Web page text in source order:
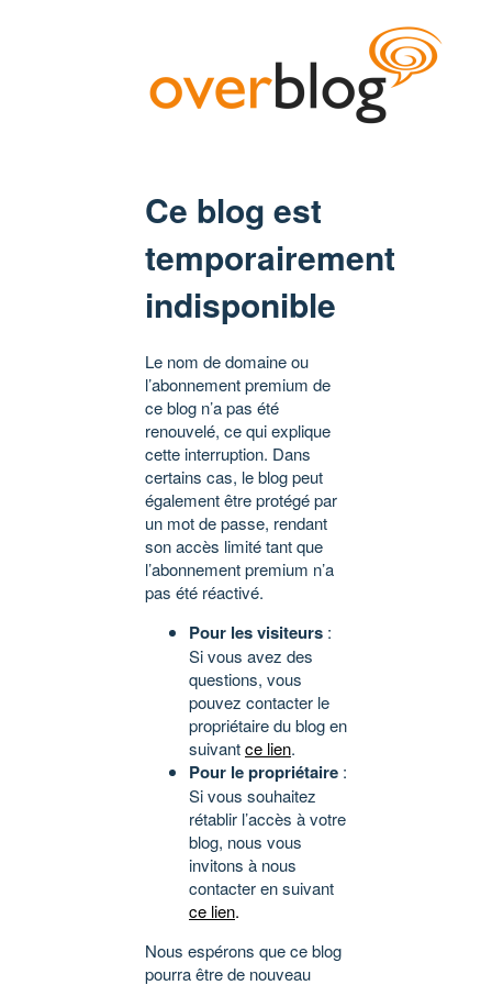
Ce blog est
temporairement
indisponible
Le nom de domaine ou
l’abonnement premium de
ce blog n’a pas été
renouvelé, ce qui explique
cette interruption. Dans
certains cas, le blog peut
également être protégé par
un mot de passe, rendant
son accès limité tant que
l’abonnement premium n’a
pas été réactivé.
Pour les visiteurs :
Si vous avez des
questions, vous
pouvez contacter le
propriétaire du blog en
suivantce lien.
Pour le propriétaire :
Si vous souhaitez
rétablir l’accès à votre
blog, nous vous
invitons à nous
contacter en suivant
ce lien.
Nous espérons que ce blog
pourra être de nouveau